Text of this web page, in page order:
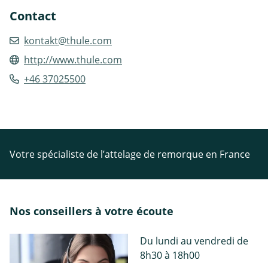
Contact
kontakt@thule.com
http://www.thule.com
+46 37025500
Votre spécialiste de l’attelage de remorque en France
Nos conseillers à votre écoute
Du lundi au vendredi de
8h30 à 18h00